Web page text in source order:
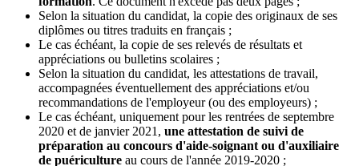
Selon la situation du candidat, la copie des originaux de ses
diplômes ou titres traduits en français ;
Le cas échéant, la copie de ses relevés de résultats et
appréciations ou bulletins scolaires ;
Selon la situation du candidat, les attestations de travail,
accompagnées éventuellement des appréciations et/ou
recommandations de l'employeur (ou des employeurs) ;
Le cas échéant, uniquement pour les rentrées de septembre
2020 et de janvier 2021, une attestation de suivi de
préparation au concours d'aide-soignant ou d'auxiliaire
de puériculture au cours de l'année 2019-2020 ;